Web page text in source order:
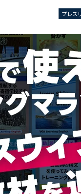
プレス